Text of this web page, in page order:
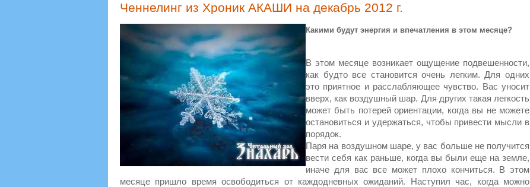
Ченнелинг из Хроник АКАШИ на декабрь 2012 г.
Какими будут энергия и впечатления в этом месяце?
В этом месяце возникает ощущение подвешенности,
как будто все становится очень легким. Для одних
это приятное и расслабляющее чувство. Вас уносит
вверх, как воздушный шар. Для других такая легкость
может быть потерей ориентации, когда вы не можете
остановиться и удержаться, чтобы привести мысли в
порядок.
Паря на воздушном шаре, у вас больше не получится
вести себя как раньше, когда вы были еще на земле,
иначе для вас все может плохо кончиться. В этом
месяце пришло время освободиться от каждодневных ожиданий. Наступил час, когда можно